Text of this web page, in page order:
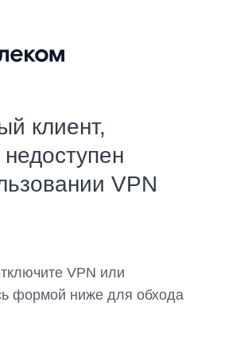
клиент,
VPN
VPN или
формой ниже для обхода